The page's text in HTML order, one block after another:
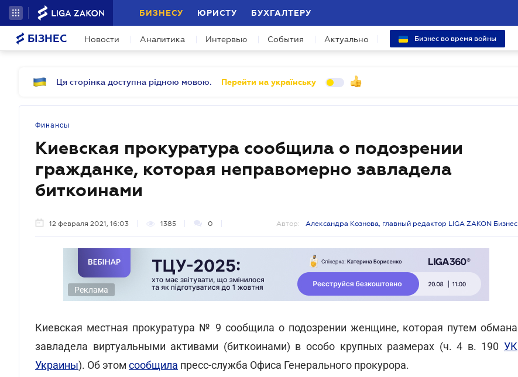
БИЗНЕСУ ЮРИСТУ БУХГАЛТЕРУ
БІЗНЕС Новости Аналитика Интервью События Актуально Бизнес во время войны
Ця сторінка доступна рідною мовою. Перейти на українську
Финансы
Киевская прокуратура сообщила о подозрении
гражданке, которая неправомерно завладела
биткоинами
12 февраля 2021, 16:03 1385 0 Автор: Александра Кознова, главный редактор LIGA ZAKON Бизнес
Реклама
Киевская местная прокуратура № 9 сообщила о подозрении женщине, которая путем обмана
завладела виртуальными активами (биткоинами) в особо крупных размерах (ч. 4 в. 190 УК
Украины). Об этом сообщила пресс-служба Офиса Генерального прокурора.